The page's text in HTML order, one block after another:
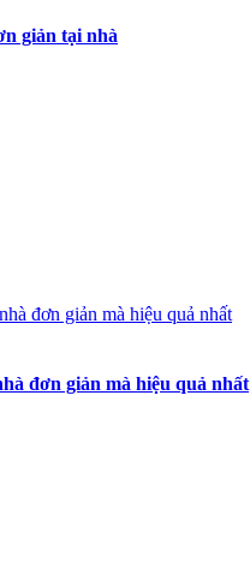
giản tại nhà
đơn giản mà hiệu quả nhất